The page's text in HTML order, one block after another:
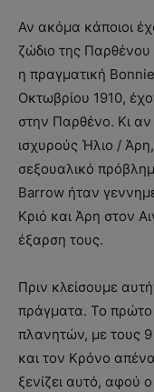
Αν ακόμα κάποιοι
ζώδιο της
η πραγματική
Οκτωβρίου 1910,
στην Παρθένο. Κι αν
ισχυρούς Ήλιο /
σεξουαλικό
Barrow ήταν
Κριό και Άρη στον
έξαρση τους.
Πριν κλείσουμε
πράγματα. Το πρώτο
πλανητών, με τους 9
και τον Κρόνο
ξενίζει αυτό, αφού